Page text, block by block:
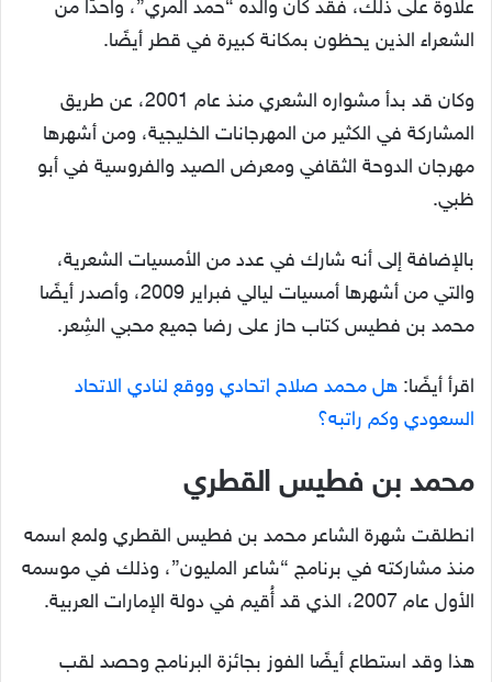
علاوة على ذلك، فقد كان والده “حمد المري”، واحدًا من
الشعراء الذين يحظون بمكانة كبيرة في قطر أيضًا.
وكان قد بدأ مشواره الشعري منذ عام 2001، عن طريق
المشاركة في الكثير من المهرجانات الخليجية، ومن أشهرها
مهرجان الدوحة الثقافي ومعرض الصيد والفروسية في أبو
ظبي.
بالإضافة إلى أنه شارك في عدد من الأمسيات الشعرية،
والتي من أشهرها أمسيات ليالي فبراير 2009، وأصدر أيضًا
محمد بن فطيس كتاب حاز على رضا جميع محبي الشِعر.
اقرأ أيضًا: هل محمد صلاح اتحادي ووقع لنادي الاتحاد
السعودي وكم راتبه؟
محمد بن فطيس القطري
انطلقت شهرة الشاعر محمد بن فطيس القطري ولمع اسمه
منذ مشاركته في برنامج “شاعر المليون”، وذلك في موسمه
الأول عام 2007، الذي قد أُقيم في دولة الإمارات العربية.
هذا وقد استطاع أيضًا الفوز بجائزة البرنامج وحصد لقب